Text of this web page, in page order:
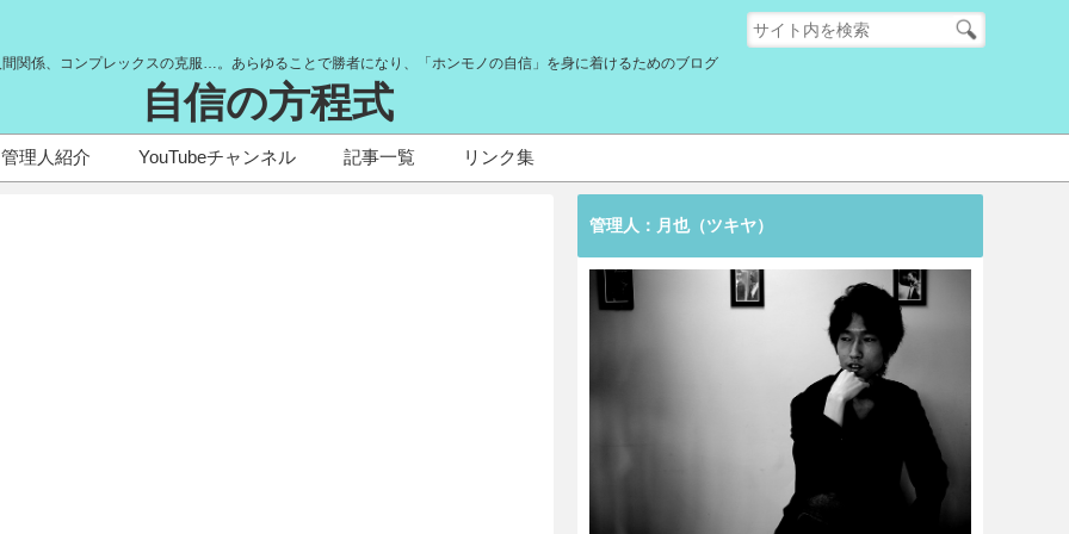
関係、コンプレックスの克服…。あらゆることで勝者になり、「ホンモノの自信」を身に着けるためのブログ
自信の方程式
管理人紹介 YouTubeチャンネル 記事一覧 リンク集
管理人：月也（ツキヤ）